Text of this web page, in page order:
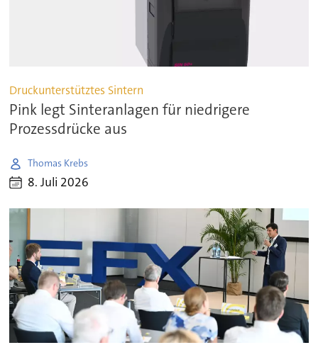
Druckunterstütztes Sintern
Pink legt Sinteranlagen für niedrigere
Prozessdrücke aus
Thomas Krebs
8. Juli 2026